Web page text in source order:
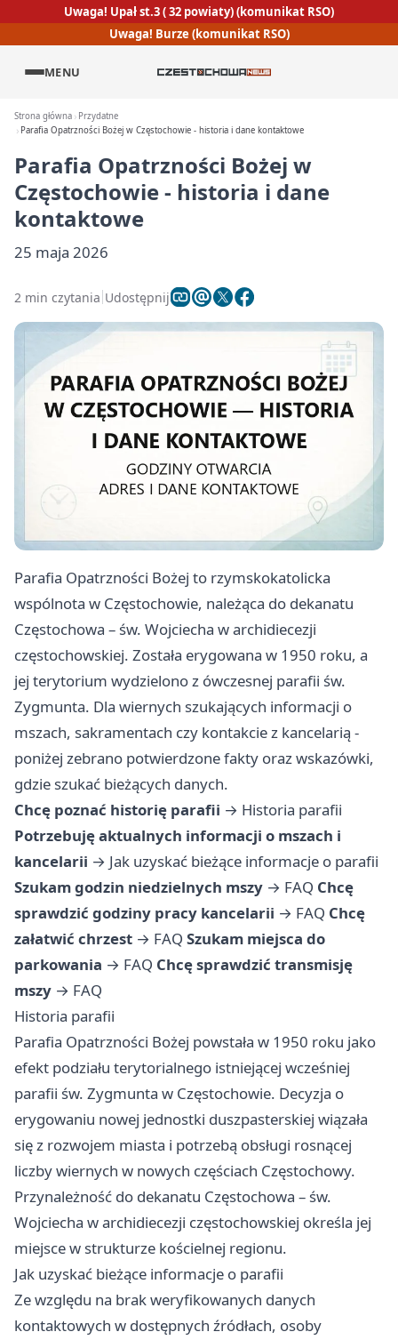
Uwaga! Upał st.3 ( 32 powiaty) (komunikat RSO)
Uwaga! Burze (komunikat RSO)
MENU
Strona główna
Przydatne
Parafia Opatrzności Bożej w Częstochowie - historia i dane kontaktowe
Parafia Opatrzności Bożej w
Częstochowie - historia i dane
kontaktowe
25 maja 2026
2 min czytania Udostępnij
Parafia Opatrzności Bożej to rzymskokatolicka
wspólnota w Częstochowie, należąca do dekanatu
Częstochowa – św. Wojciecha w archidiecezji
częstochowskiej. Została erygowana w 1950 roku, a
jej terytorium wydzielono z ówczesnej parafii św.
Zygmunta. Dla wiernych szukających informacji o
mszach, sakramentach czy kontakcie z kancelarią -
poniżej zebrano potwierdzone fakty oraz wskazówki,
gdzie szukać bieżących danych.
Chcę poznać historię parafii → Historia parafii
Potrzebuję aktualnych informacji o mszach i
kancelarii → Jak uzyskać bieżące informacje o parafii
Szukam godzin niedzielnych mszy → FAQ Chcę
sprawdzić godziny pracy kancelarii → FAQ Chcę
załatwić chrzest → FAQ Szukam miejsca do
parkowania → FAQ Chcę sprawdzić transmisję
mszy → FAQ
Historia parafii
Parafia Opatrzności Bożej powstała w 1950 roku jako
efekt podziału terytorialnego istniejącej wcześniej
parafii św. Zygmunta w Częstochowie. Decyzja o
erygowaniu nowej jednostki duszpasterskiej wiązała
się z rozwojem miasta i potrzebą obsługi rosnącej
liczby wiernych w nowych częściach Częstochowy.
Przynależność do dekanatu Częstochowa – św.
Wojciecha w archidiecezji częstochowskiej określa jej
miejsce w strukturze kościelnej regionu.
Jak uzyskać bieżące informacje o parafii
Ze względu na brak weryfikowanych danych
kontaktowych w dostępnych źródłach, osoby